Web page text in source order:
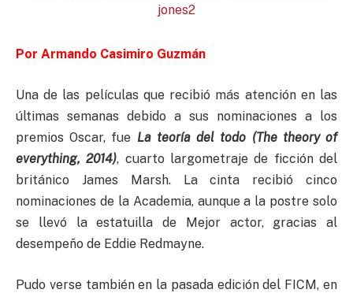
Por Armando Casimiro Guzmán
Una de las películas que recibió más atención en las
últimas semanas debido a sus nominaciones a los
premios Oscar, fue La teoría del todo (The theory of
everything, 2014), cuarto largometraje de ficción del
británico James Marsh. La cinta recibió cinco
nominaciones de la Academia, aunque a la postre solo
se llevó la estatuilla de Mejor actor, gracias al
desempeño de Eddie Redmayne.
Pudo verse también en la pasada edición del FICM, en